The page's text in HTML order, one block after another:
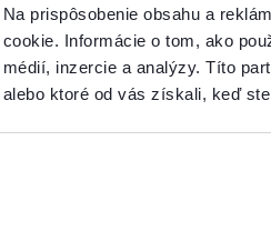
Na prispôsobenie obsahu a
cookie. Informácie o tom, ako
médií, inzercie a analýzy. Títo
alebo ktoré od vás získali, keď
o balení
ste požadované informácie?
nás a my vám radi poradíme